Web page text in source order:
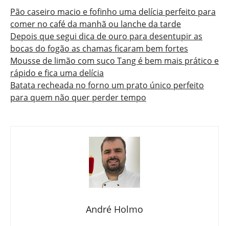
Pão caseiro macio e fofinho uma delícia perfeito para
comer no café da manhã ou lanche da tarde
Depois que segui dica de ouro para desentupir as
bocas do fogão as chamas ficaram bem fortes
Mousse de limão com suco Tang é bem mais prático e
rápido e fica uma delícia
Batata recheada no forno um prato único perfeito
para quem não quer perder tempo
André Holmo